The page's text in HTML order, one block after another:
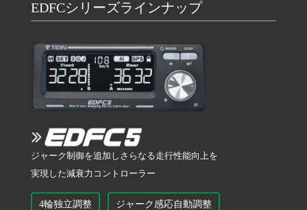
EDFCシリーズラインナップ
ジャーク制御を追加しさらなる走行性能向上を
実現した減衰力コントローラー
4輪独立調整 ジャーク感応自動調整